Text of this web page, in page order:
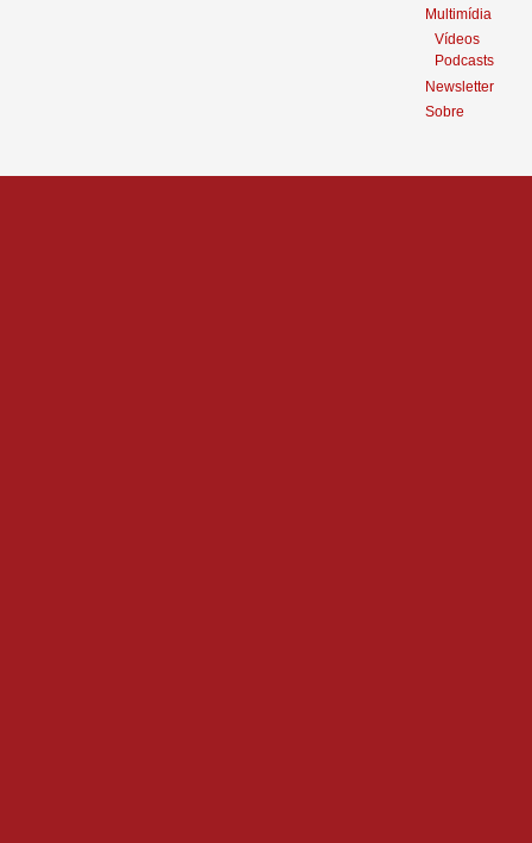
Multimídia
Vídeos
Podcasts
Newsletter
Sobre